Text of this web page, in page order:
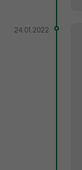
24.01.2022